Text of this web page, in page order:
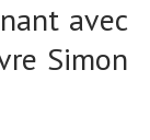
avec
Simon